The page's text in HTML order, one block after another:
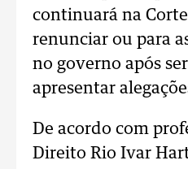
continuará na
renunciar ou para
no governo após
apresentar
De acordo com
Direito Rio Ivar